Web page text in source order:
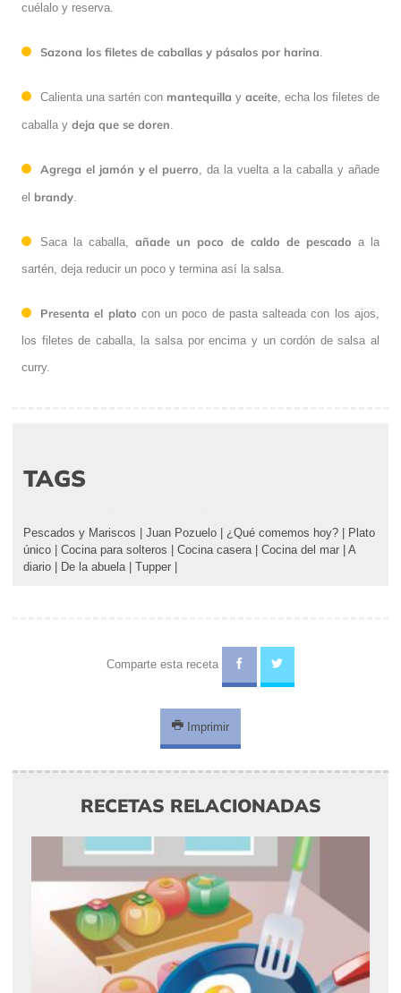
cuélalo y reserva.
Sazona los filetes de caballas y pásalos por harina.
Calienta una sartén con mantequilla y aceite, echa los filetes de
caballa y deja que se doren.
Agrega el jamón y el puerro, da la vuelta a la caballa y añade
el brandy.
Saca la caballa,añade un poco de caldo de pescado a la
sartén, deja reducir un poco y termina así la salsa.
Presenta el plato con un poco de pasta salteada con los ajos,
los filetes de caballa, la salsa por encima y un cordón de salsa al
curry.
TAGS
Pescados y Mariscos Juan Pozuelo ¿Qué comemos hoy?
Plato
único
Cocina para solteros Cocina casera| Cocina del mar
A
diario
De la abuela| Tupper
Comparte esta receta
Imprimir
RECETAS RELACIONADAS